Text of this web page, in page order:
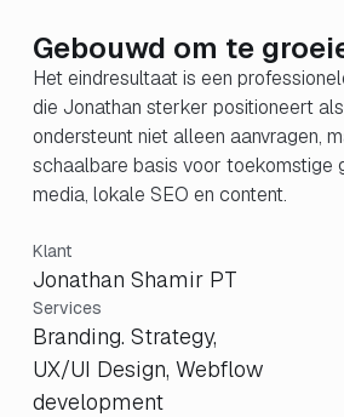
Klant
Jonathan Shamir PT
Services
Branding. Strategy,
UX/UI Design, Webflow
development
Gebouwd om te
Het eindresultaat is een
die Jonathan sterker positioneert
ondersteunt niet alleen aanvragen,
schaalbare basis voor toekomstige
media, lokale SEO en content.